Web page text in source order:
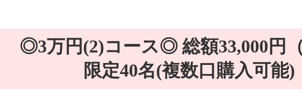
◎3万円(2)コース◎ 総額33,000円（
限定40名(複数口購入可能)